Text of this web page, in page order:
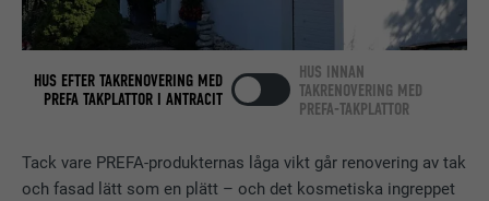
Tack vare PREFA-produkternas låga vikt går renovering av tak
och fasad lätt som en plätt – och det kosmetiska ingreppet
HUS EFTER TAKRENOVERING MED
PREFA TAKPLATTOR I ANTRACIT
HUS INNAN
TAKRENOVERING MED
PREFA-TAKPLATTOR
ÄNDAMÅL
Används av den sociala
nätverkstjänsten LinkedIn för att
spåra användningen av inbäddade
tjänster.
EFTERNAMN bscookie